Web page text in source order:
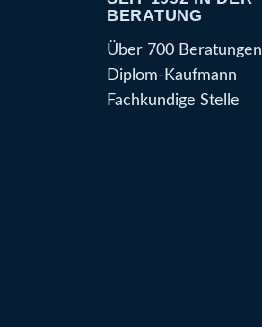
BERATUNG
Über 700 Beratungen
Diplom-Kaufmann
Fachkundige Stelle